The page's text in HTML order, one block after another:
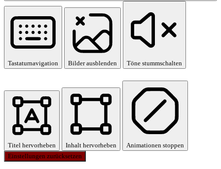
Tastaturnavigation Bilder ausblenden Töne stummschalten
Titel hervorheben Inhalt hervorheben
Animationen stoppen
Einstellungen zurücksetzen